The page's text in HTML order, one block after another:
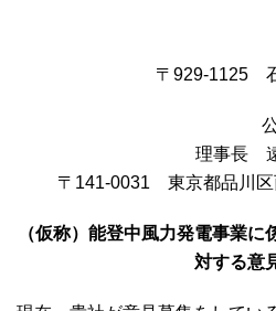
〒929-1125
理事長
〒141-0031 東京都品川
（仮称）能登中風力発電事業
対する意